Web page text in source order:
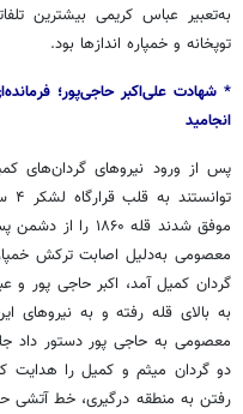
به‌تعبیر عباس کریمی بیشترین
توپخانه و خمپاره اندازها بود.
* شهادت علی‌اکبر حاجی‌پور؛
انجامید
پس از ورود نیروهای گردان‌های
موفق شدند قله
معصومی به‌دلیل اصابت ترکش
به بالای قله رفته و به
معصومی به حاجی پور دستور داد
دو گردان میثم و کمیل را